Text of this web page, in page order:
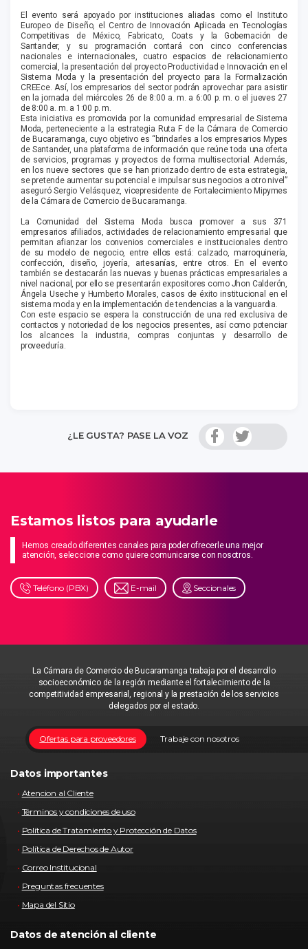
El evento será apoyado por instituciones aliadas como el Instituto
Europeo de Diseño, el Centro de Innovación Aplicada en Tecnologías
Competitivas de México, Fabricato, Coats y la Gobernación de
Santander, y su programación contará con cinco conferencias
nacionales e internacionales, cuatro espacios de relacionamiento
comercial, la presentación del proyecto Productividad e Innovación en el
Sistema Moda y la presentación del proyecto para la Formalización
CREEce. Así, los empresarios del sector podrán aprovechar para asistir
en la jornada del miércoles 26 de 8:00 a. m. a 6:00 p. m. o el jueves 27
de 8:00 a. m. a 1:00 p. m.
Esta iniciativa es promovida por la comunidad empresarial de Sistema
Moda, perteneciente a la estrategia Ruta F de la Cámara de Comercio
de Bucaramanga, cuyo objetivo es “brindarles a los empresarios Mypes
de Santander, una plataforma de información que reúne toda una oferta
de servicios, programas y proyectos de forma multisectorial. Además,
en los nueve sectores que se han priorizado dentro de esta estrategia,
se pretende aumentar su potencial e impulsar sus negocios a otro nivel”
aseguró Sergio Velásquez, vicepresidente de Fortalecimiento Mipymes
de la Cámara de Comercio de Bucaramanga.
La Comunidad del Sistema Moda busca promover a sus 371
empresarios afiliados, actividades de relacionamiento empresarial que
permitan afianzar los convenios comerciales e institucionales dentro
de su modelo de negocio, entre ellos está: calzado, marroquinería,
confección, diseño, joyería, artesanías, entre otros. En el evento
también se destacarán las nuevas y buenas prácticas empresariales a
nivel nacional, por ello se presentarán expositores como Jhon Calderón,
Ángela Useche y Humberto Morales, casos de éxito institucional en el
sistema moda y en la implementación de tendencias a la vanguardia.
Con este espacio se espera la construcción de una red exclusiva de
contactos y notoriedad de los negocios presentes, así como potenciar
los alcances la industria, compras conjuntas y desarrollo de
proveeduría.
¿LE GUSTA? PASE LA VOZ
Estamos listos para ayudarle
Hemos creado diferentes canales para poder ofrecerle una mejor
atención, seleccione como quiere comunicarse con nosotros.
Teléfono (PBX) E-mail Seccionales
La Cámara de Comercio de Bucaramanga trabaja por el desarrollo
socioeconómico de la región mediante el fortalecimiento de la
competitividad empresarial, regional y la prestación de los servicios
delegados por el estado.
Trabaje con nosotros
Ofertas para proveedores
Datos importantes
Atencion al Cliente
Términos y condiciones de uso
Política de Tratamiento y Protección de Datos
Política de Derechos de Autor
Correo Institucional
Preguntas frecuentes
Mapa del Sitio
Datos de atención al cliente